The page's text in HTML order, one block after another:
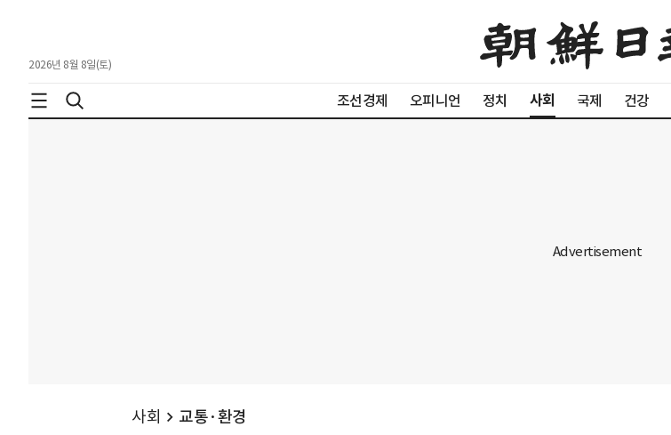
2026년 8월 8일(토)
조선경제 오피니언 정치 사회 국제 건강
사회 교통·환경